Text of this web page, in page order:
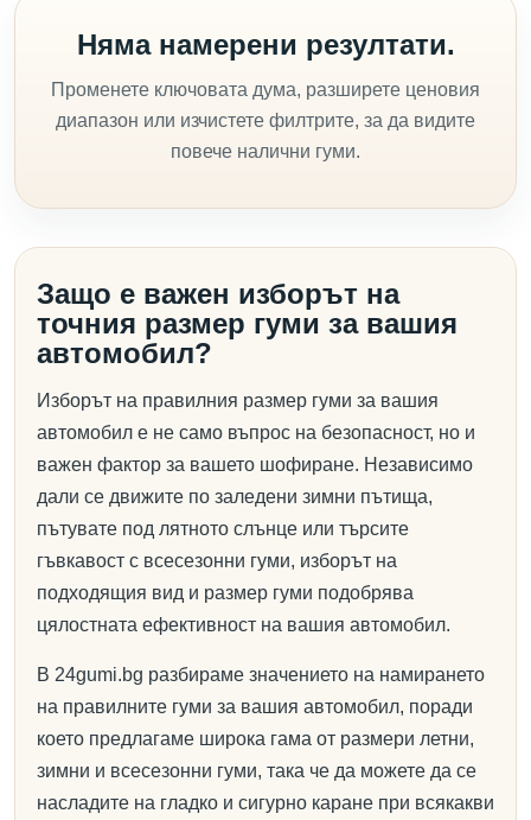
Няма намерени резултати.
Променете ключовата дума, разширете ценовия
диапазон или изчистете филтрите, за да видите
повече налични гуми.
Защо е важен изборът на
точния размер гуми за вашия
автомобил?
Изборът на правилния размер гуми за вашия
автомобил е не само въпрос на безопасност, но и
важен фактор за вашето шофиране. Независимо
дали се движите по заледени зимни пътища,
пътувате под лятното слънце или търсите
гъвкавост с всесезонни гуми, изборът на
подходящия вид и размер гуми подобрява
цялостната ефективност на вашия автомобил.
В 24gumi.bg разбираме значението на намирането
на правилните гуми за вашия автомобил, поради
което предлагаме широка гама от размери летни,
зимни и всесезонни гуми, така че да можете да се
насладите на гладко и сигурно каране при всякакви